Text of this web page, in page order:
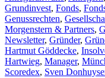
Grundinvest, Fonds,
Genussrechten,
Morgenstern & Partners,
Newsletter, Gründer,
Hartmut Göddecke,
Hartwieg, Manager,
Scoredex, Sven